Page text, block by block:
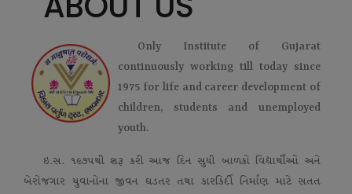
Only Institute of Gujarat
continuously working till today since
1975 for life and career development of
children, students and unemployed
youth.
ઇ.સ. ૧૯૭૫થી શરૂ કરી આજ દિન સુધી બાળકો વિદ્યાર્થીઓ અને
બેરોજગાર યુવાનોના જીવન ઘડતર તથા કારકિર્દી નિર્માણ માટે સતત